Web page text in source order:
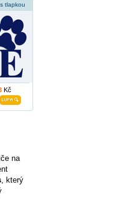
tlapkou
Kč
na
, který